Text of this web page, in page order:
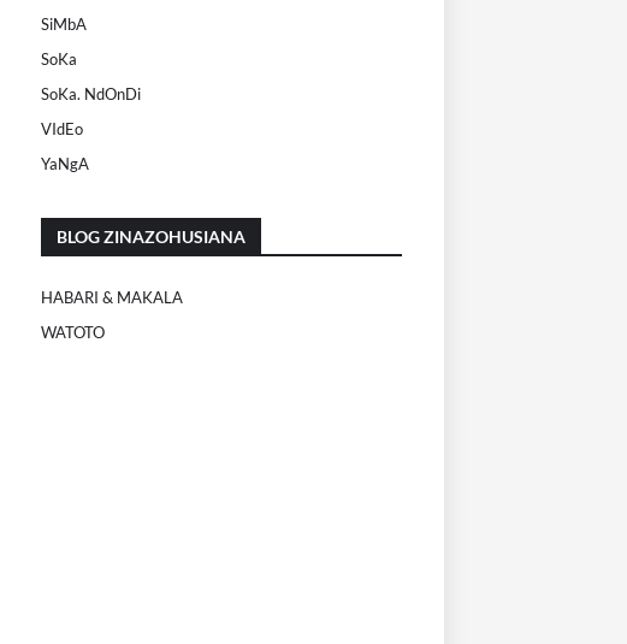
SiMbA
SoKa
SoKa. NdOnDi
VIdEo
YaNgA
BLOG ZINAZOHUSIANA
HABARI & MAKALA
WATOTO